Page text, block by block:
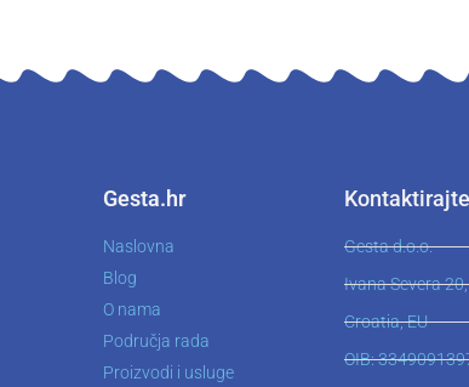
Gesta.hr
Naslovna
Blog
O nama
Područja rada
Proizvodi i usluge
Gesta d.o.o.
Ivana Severa
Croatia, EU
OIB: